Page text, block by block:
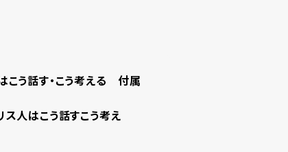
う話す・こう考える 付属
はこう話すこう考え